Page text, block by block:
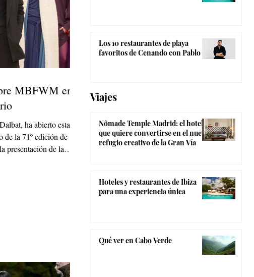
MBFWM en
ha abierto esta
de la 71º edición de
presentación de la
Los 10 restaurantes de playa
favoritos de Cenando con Pablo
Viajes
Nômade Temple Madrid: el hotel
que quiere convertirse en el nuevo
refugio creativo de la Gran Vía
Hoteles y restaurantes de Ibiza
para una experiencia única
Qué ver en Cabo Verde